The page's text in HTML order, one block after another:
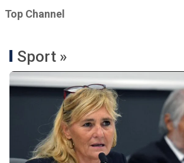
Top Channel
Sport »